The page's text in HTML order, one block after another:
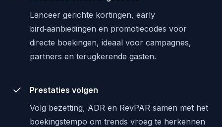
Lanceer gerichte kortingen, early
bird‑aanbiedingen en promotiecodes voor
directe boekingen, ideaal voor campagnes,
partners en terugkerende gasten.
Prestaties volgen
Volg bezetting, ADR en RevPAR samen met het
boekingstempo om trends vroeg te herkennen